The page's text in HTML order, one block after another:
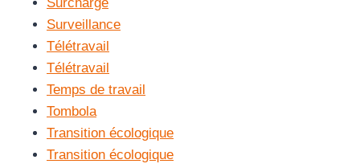
Surveillance
Télétravail
Télétravail
Temps de travail
Tombola
Transition écologique
Transition écologique